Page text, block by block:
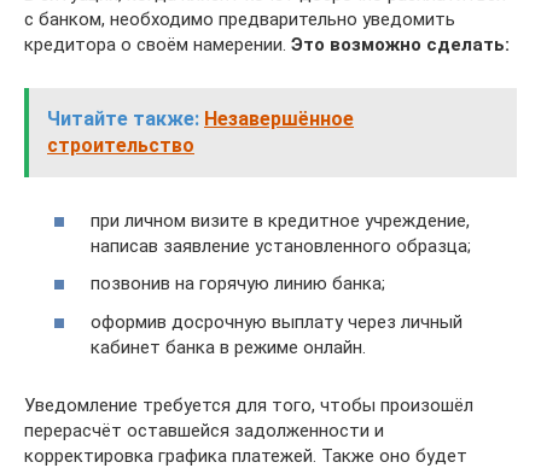
с банком, необходимо предварительно уведомить
кредитора о своём намерении. Это возможно сделать:
Читайте также: Незавершённое
строительство
при личном визите в кредитное учреждение,
написав заявление установленного образца;
позвонив на горячую линию банка;
оформив досрочную выплату через личный
кабинет банка в режиме онлайн.
Уведомление требуется для того, чтобы произошёл
перерасчёт оставшейся задолженности и
корректировка графика платежей. Также оно будет